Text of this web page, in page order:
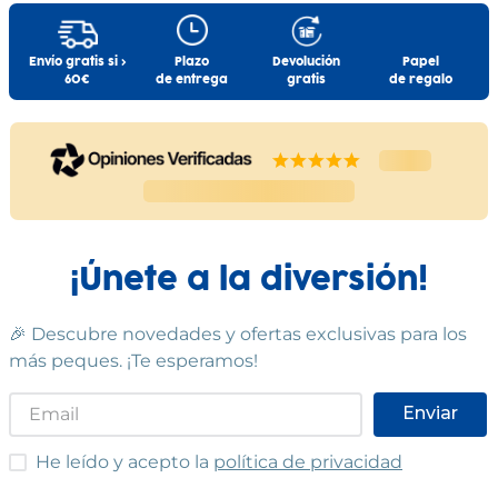
Información Adicional:
Instrucciones de uso y datos de contacto del fabricante
dentro del embalaje del producto. Si tienes dudas,
contáctanos a
info@drim.es
Cumple las normas europeas de
para futuras consultas. Las
especificaciones, colores y contenidos
pueden variar respecto a los de la
Comprar Comprar
Envío gratis si >
60€
Plazo
de entrega
Devolución
gratis
Papel
de regalo
¡Únete a la diversión!
🎉 Descubre novedades y ofertas exclusivas para los
más peques. ¡Te esperamos!
Enviar
He leído y acepto las condiciones
He leído y acepto la política de privacidad